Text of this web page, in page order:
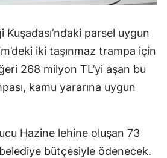
Kuşadası’ndaki parsel uygun
iki taşınmaz trampa için
268 milyon TL’yi aşan bu
kamu yararına uygun
Hazine lehine oluşan 73
bütçesiyle ödenecek.